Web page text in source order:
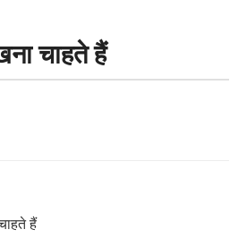
चाहते हैं
हैं